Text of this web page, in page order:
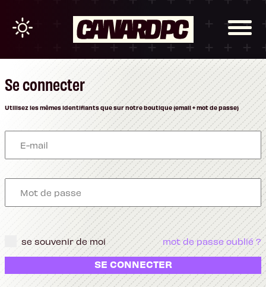
Se connecter
Utilisez les mêmes identifiants que sur notre boutique (email + mot de passe)
se souvenir de moi mot de passe oublié ?
SE CONNECTER